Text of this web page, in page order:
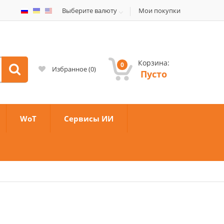
Выберите валюту Мои покупки
Избранное(0) 0 Корзина:
Пусто
WoT Сервисы ИИ